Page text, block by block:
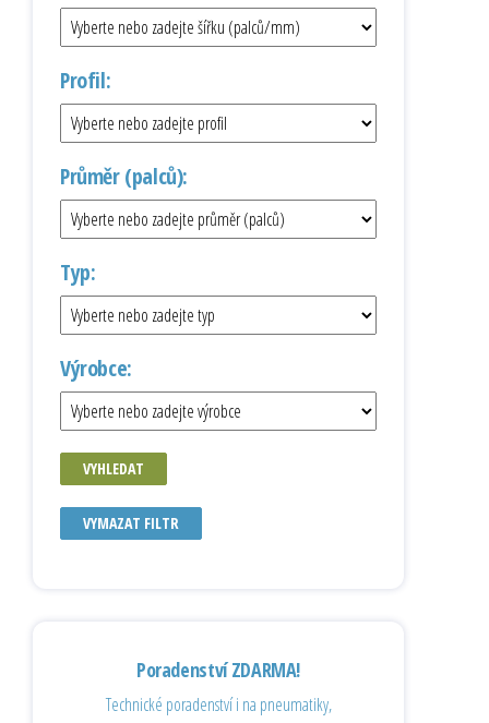
Profil:
Průměr (palců):
Typ:
Výrobce:
VYHLEDAT
VYMAZAT FILTR
Poradenství ZDARMA!
Technické poradenství i na pneumatiky,